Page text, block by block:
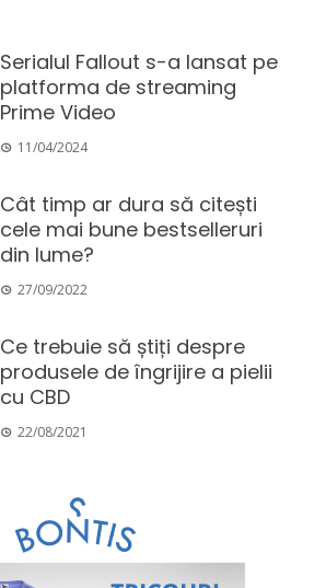
Serialul Fallout s-a lansat pe
platforma de streaming
Prime Video
11/04/2024
Cât timp ar dura să citești
cele mai bune bestselleruri
din lume?
27/09/2022
Ce trebuie să știți despre
produsele de îngrijire a pielii
cu CBD
22/08/2021